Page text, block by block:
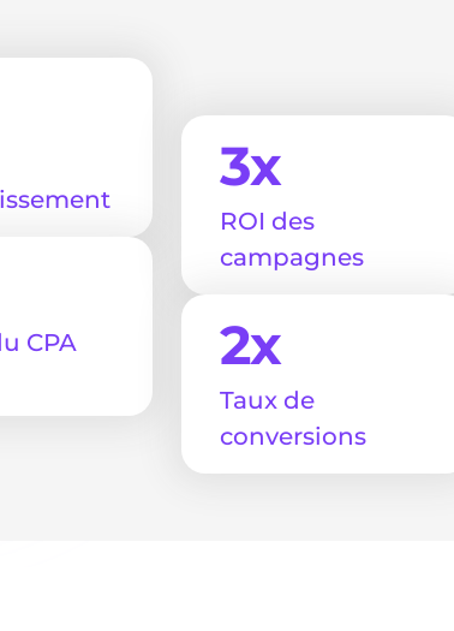
CPA
3x
ROI des
campagnes
2x
Taux de
conversions